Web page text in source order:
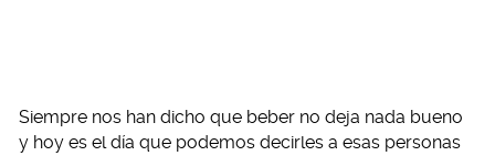
Siempre nos han dicho que beber no deja nada bueno
y hoy es el día que podemos decirles a esas personas